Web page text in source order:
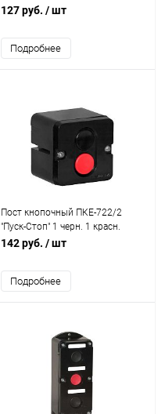
Электродеталь ПКЕ-212/1.1Ч.П
127 руб. / шт
Подробнее
Пост кнопочный ПКЕ-722/2
"Пуск-Стоп" 1 черн. 1 красн.
Электродеталь ПКЕ-722/2.1Ч.1К
142 руб. / шт
Подробнее